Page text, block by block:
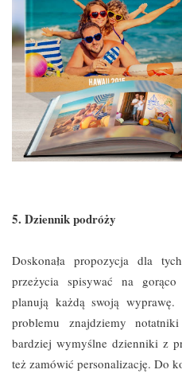
5. Dziennik podróży
Doskonała propozycja dla
przeżycia spisywać na
planują każdą swoją
problemu znajdziemy
bardziej wymyślne dzienniki z
też zamówić personalizację. Do